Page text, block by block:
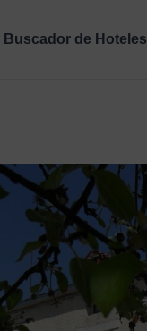
Buscador de Hoteles